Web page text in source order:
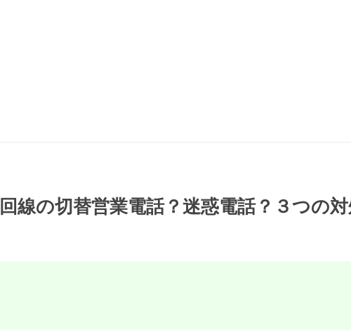
線の切替営業電話？迷惑電話？３つの